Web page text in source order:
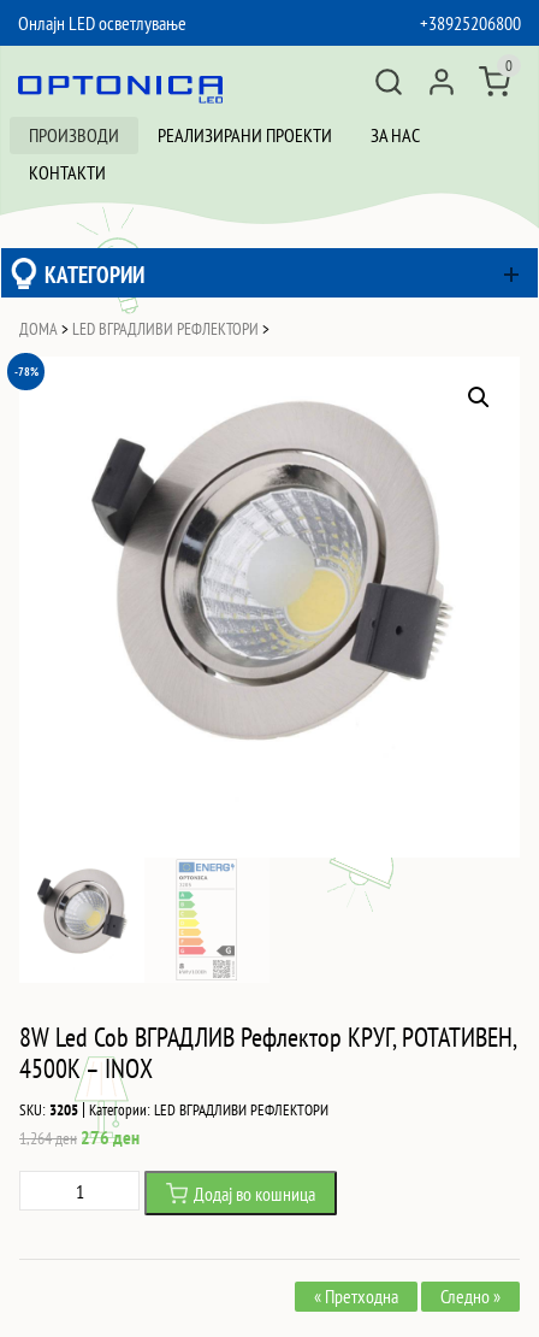
Онлајн LED осветлување
+38925206800
ПРОИЗВОДИ РЕАЛИЗИРАНИ ПРОЕКТИ
ЗА НАС
КОНТАКТИ
0
КАТЕГОРИИ
ДОМА > LED ВГРАДЛИВИ РЕФЛЕКТОРИ >
-78%
8W Led Cob ВГРАДЛИВ Рефлектор КРУГ, РОТАТИВЕН,
4500K – INOX
SKU: 3205|Категории:LED ВГРАДЛИВИ РЕФЛЕКТОРИ
1,264ден Original
was:
1,264 ден.
276денCurrent
price
276 ден.
Led
Додај во кошница
« Претходна Следно »